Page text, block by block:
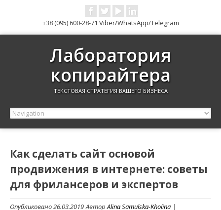
+38 (095) 600-28-71 Viber/WhatsApp/Telegram
Лаборатория
копирайтера
ТЕКСТОВАЯ СТРАТЕГИЯ ВАШЕГО БИЗНЕСА
Как сделать сайт основой
продвижения в интернете: советы
для фрилансеров и экспертов
Опубликовано 26.03.2019 АвторAlina Samulska-Kholina |